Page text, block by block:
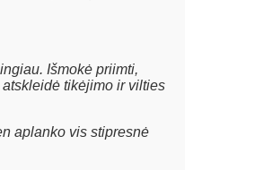
Išmokė priimti,
tikėjimo ir vilties
aplanko vis stipresnė